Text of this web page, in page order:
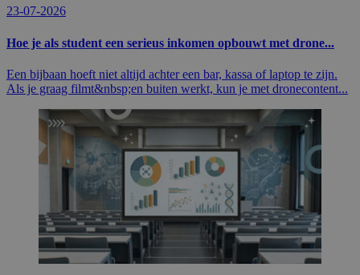
23-07-2026
Hoe je als student een serieus inkomen opbouwt met drone...
Een bijbaan hoeft niet altijd achter een bar, kassa of laptop te zijn.
Als je graag filmt&nbsp;en buiten werkt, kun je met dronecontent...